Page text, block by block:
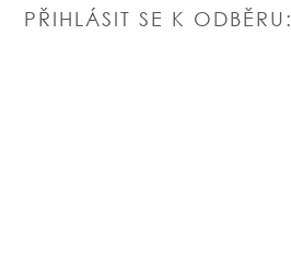
PŘIHLÁSIT SE K ODBĚRU: